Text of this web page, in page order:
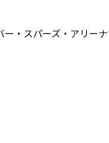
・スパーズ・アリー